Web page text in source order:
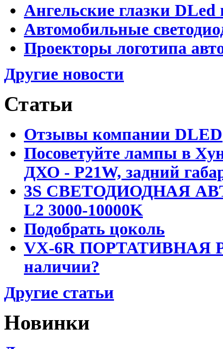
Ангельские глазки DLed
Автомобильные
Проекторы логотипа
Другие новости
Статьи
Отзывы компании DLED
Посоветуйте лампы в
ДХО - P21W, задний
3S СВЕТОДИОДНАЯ
L2 3000-10000K
Подобрать цоколь
VX-6R ПОРТАТИВНАЯ
наличии?
Другие статьи
Новинки